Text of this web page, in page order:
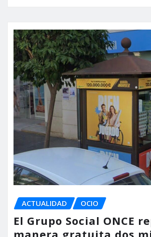
ACTUALIDAD OCIO
El Grupo Social ONCE